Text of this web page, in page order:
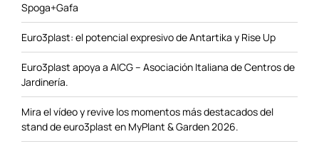
Spoga+Gafa
Euro3plast: el potencial expresivo de Antartika y Rise Up
Euro3plast apoya a AICG – Asociación Italiana de Centros de
Jardinería.
Mira el vídeo y revive los momentos más destacados del
stand de euro3plast en MyPlant & Garden 2026.